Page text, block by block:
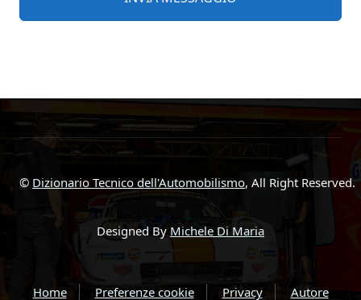
© Dizionario Tecnico dell'Automobilismo, All Right Reserved.
Designed By Michele Di Maria
Home Preferenze cookie Privacy Autore